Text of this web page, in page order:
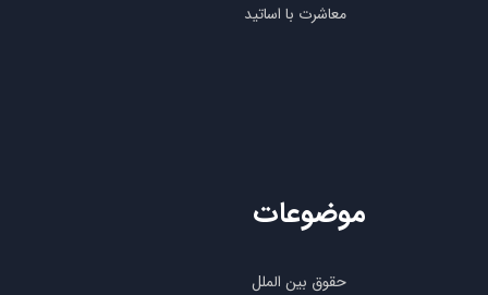
معاشرت با اساتید
حقوق بین الملل
موضوعات